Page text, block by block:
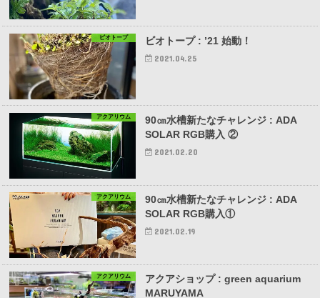
ビオトープ ビオトープ : ’21 始動！
2021.04.25
アクアリウム
90㎝水槽新たなチャレンジ : ADA
SOLAR RGB購入 ②
2021.02.20
アクアリウム
90㎝水槽新たなチャレンジ : ADA
SOLAR RGB購入①
2021.02.19
アクアリウム
アクアショップ : green aquarium
MARUYAMA